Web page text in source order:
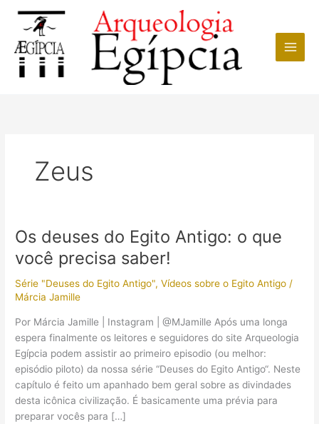
conteúdo
Zeus
Os deuses do Egito Antigo: o que
você precisa saber!
Série "Deuses do Egito Antigo",Vídeos sobre o Egito Antigo /
Márcia Jamille
Por Márcia Jamille | Instagram | @MJamille Após uma longa
espera finalmente os leitores e seguidores do site Arqueologia
Egípcia podem assistir ao primeiro episodio (ou melhor:
episódio piloto) da nossa série “Deuses do Egito Antigo“. Neste
capítulo é feito um apanhado bem geral sobre as divindades
desta icônica civilização. É basicamente uma prévia para
preparar vocês para […]